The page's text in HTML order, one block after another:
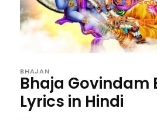
BHAJAN
Bhaja Govindam
Lyrics in Hindi